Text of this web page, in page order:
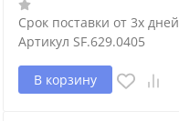
Срок поставки от 3х дней
Артикул SF.629.0405
В корзину